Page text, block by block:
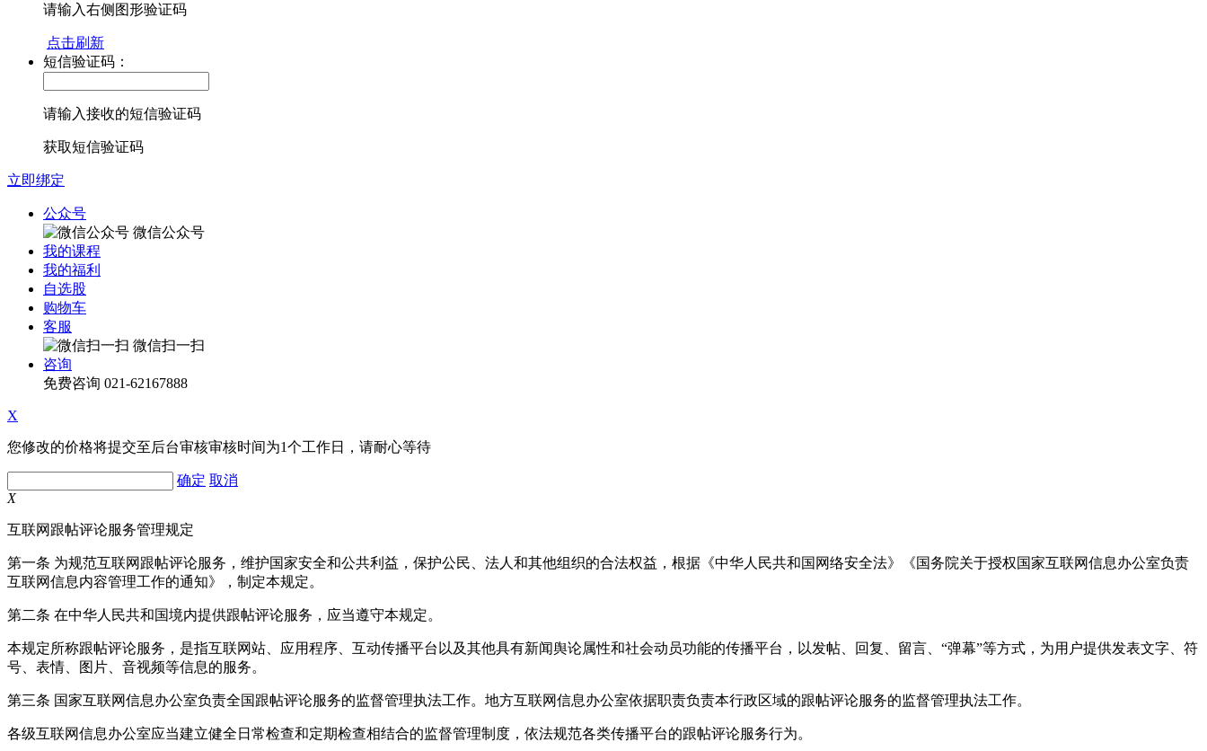
请输入右侧图形验证码
点击刷新
短信验证码：
请输入接收的短信验证码
获取短信验证码
立即绑定
公众号
微信公众号
我的课程
我的福利
自选股
购物车
客服
微信扫一扫
咨询
免费咨询 021-62167888
X
您修改的价格将提交至后台审核审核时间为1个工作日，请耐心等待
确定 取消
X
互联网跟帖评论服务管理规定
第一条 为规范互联网跟帖评论服务，维护国家安全和公共利益，保护公民、法人和其他组织的合法权益，根据《中华人民共和国网络安全法》《国务院关于授权国家互联网信息办公室负责
互联网信息内容管理工作的通知》，制定本规定。
第二条 在中华人民共和国境内提供跟帖评论服务，应当遵守本规定。
本规定所称跟帖评论服务，是指互联网站、应用程序、互动传播平台以及其他具有新闻舆论属性和社会动员功能的传播平台，以发帖、回复、留言、“弹幕”等方式，为用户提供发表文字、符
号、表情、图片、音视频等信息的服务。
第三条 国家互联网信息办公室负责全国跟帖评论服务的监督管理执法工作。地方互联网信息办公室依据职责负责本行政区域的跟帖评论服务的监督管理执法工作。
各级互联网信息办公室应当建立健全日常检查和定期检查相结合的监督管理制度，依法规范各类传播平台的跟帖评论服务行为。